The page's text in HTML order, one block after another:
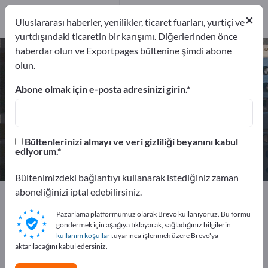
Elektrik Motorları – üreticileri ve
Distribütör
3
Üreticiler29
Distribütör3
Exportpages Elektroteknik
Exportpages'te ücretsiz reklam
verin!
İhtiyaçlar – Teklifler – İkinci El Ürünler – İş İletişim
×
Uluslararası haberler, yenilikler, ticaret fuarları, yurtiçi ve
yurtdışındaki ticaretin bir karışımı. Diğerlerinden önce
haberdar olun ve Exportpages bültenine şimdi abone
olun.
Abone olmak için e-posta adresinizi girin.
Bültenlerinizi almayı ve veri gizliliği beyanını kabul
ediyorum.
Bültenimizdeki bağlantıyı kullanarak istediğiniz zaman
aboneliğinizi iptal edebilirsiniz.
Pazarlama platformumuz olarak Brevo kullanıyoruz. Bu formu
göndermek için aşağıya tıklayarak, sağladığınız bilgilerin
kullanım koşulları.uyarınca işlenmek üzere Brevo'ya
aktarılacağını kabul edersiniz.